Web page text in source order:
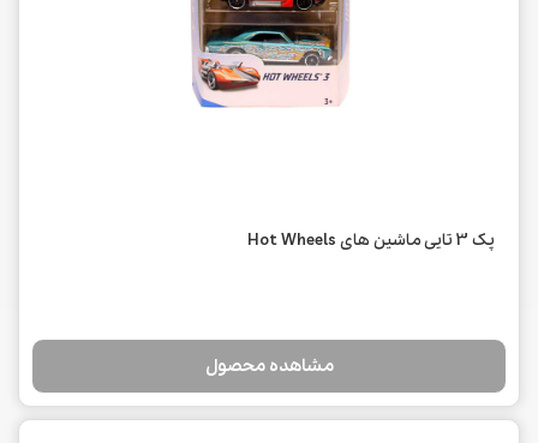
پک 3 تایی ماشین های Hot Wheels
مشاهده محصول